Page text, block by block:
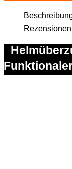
Beschreibung